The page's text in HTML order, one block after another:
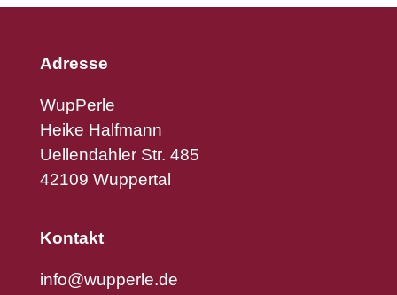
Adresse
WupPerle
Heike Halfmann
Uellendahler Str. 485
42109 Wuppertal
Kontakt
info@wupperle.de